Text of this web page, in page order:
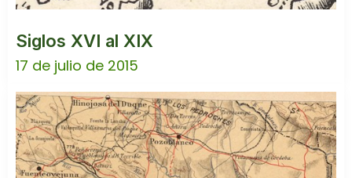
Siglos XVI al XIX
17 de julio de 2015